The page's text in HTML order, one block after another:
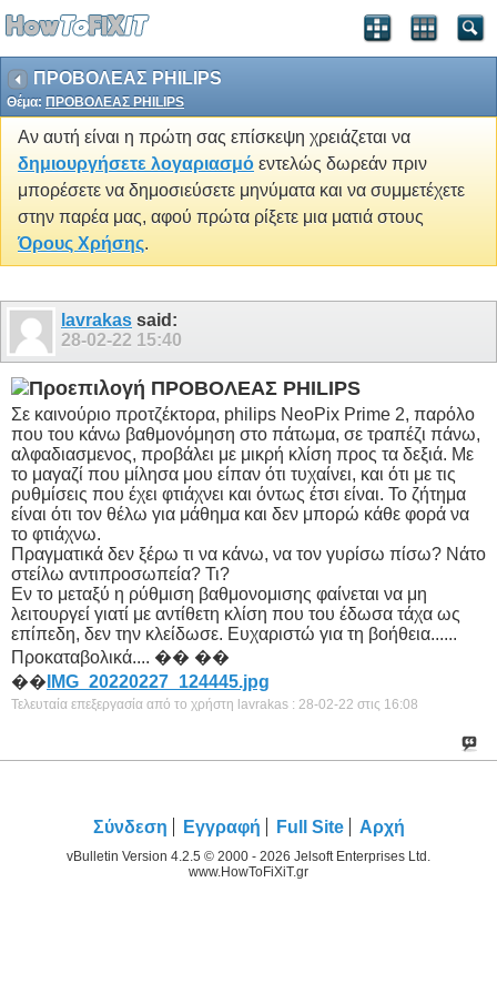
ΠΡΟΒΟΛΕΑΣ PHILIPS
Θέμα: ΠΡΟΒΟΛΕΑΣ PHILIPS
Αν αυτή είναι η πρώτη σας επίσκεψη χρειάζεται να
δημιουργήσετε λογαριασμό εντελώς δωρεάν πριν
μπορέσετε να δημοσιεύσετε μηνύματα και να συμμετέχετε
στην παρέα μας, αφού πρώτα ρίξετε μια ματιά στους
Όρους Χρήσης.
lavrakas said:
28-02-22 15:40
ΠΡΟΒΟΛΕΑΣ PHILIPS
Σε καινούριο προτζέκτορα, philips NeoPix Prime 2, παρόλο
που του κάνω βαθμονόμηση στο πάτωμα, σε τραπέζι πάνω,
αλφαδιασμενος, προβάλει με μικρή κλίση προς τα δεξιά. Με
το μαγαζί που μίλησα μου είπαν ότι τυχαίνει, και ότι με τις
ρυθμίσεις που έχει φτιάχνει και όντως έτσι είναι. Το ζήτημα
είναι ότι τον θέλω για μάθημα και δεν μπορώ κάθε φορά να
το φτιάχνω.
Πραγματικά δεν ξέρω τι να κάνω, να τον γυρίσω πίσω? Νάτο
στείλω αντιπροσωπεία? Τι?
Εν το μεταξύ η ρύθμιση βαθμονομισης φαίνεται να μη
λειτουργεί γιατί με αντίθετη κλίση που του έδωσα τάχα ως
επίπεδη, δεν την κλείδωσε. Ευχαριστώ για τη βοήθεια......
Προκαταβολικά.... �� ��
�� IMG_20220227_124445.jpg
Τελευταία επεξεργασία από το χρήστη lavrakas : 28-02-22 στις 16:08
Σύνδεση Εγγραφή Full Site Αρχή
vBulletin Version 4.2.5 © 2000 - 2026 Jelsoft Enterprises Ltd.
www.HowToFiXiT.gr